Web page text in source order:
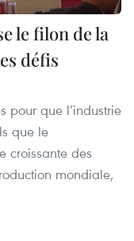
le filon de la
défis
pour que l’industrie
que le
croissante des
mondiale,